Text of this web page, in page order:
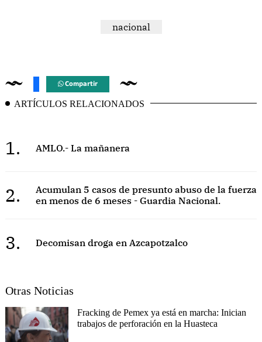
nacional
Compartir
ARTÍCULOS RELACIONADOS
1. AMLO.- La mañanera
2.
Acumulan 5 casos de presunto abuso de la fuerza
en menos de 6 meses - Guardia Nacional.
3. Decomisan droga en Azcapotzalco
Otras Noticias
Fracking de Pemex ya está en marcha: Inician
trabajos de perforación en la Huasteca